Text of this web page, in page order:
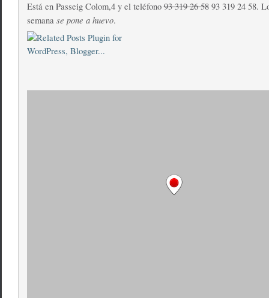
Está en Passeig Colom,4 y el teléfono93 319 26 5893 319 24 58.
semana se pone a huevo.